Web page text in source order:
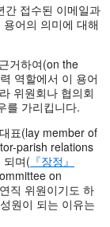
간 접수된 이메일과
어의 의미에 대해
거하여(on the
역할에서 이 용어
위원회나 협의회
를 가리킵니다.
표(lay member of
parish relations
되며( 『장정』
on
직 위원이기도 하
원이 되는 이유는